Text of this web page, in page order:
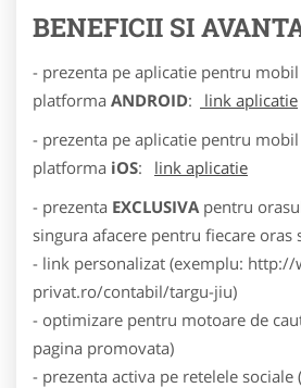
BENEFICII SI
- prezenta pe aplicatie pentru mobil
platforma ANDROID:
link aplicatie
- prezenta pe aplicatie pentru mobil
platforma iOS:
link aplicatie
- prezenta EXCLUSIVA pentru
singura afacere pentru fiecare oras
- link personalizat (exemplu: http://
privat.ro/contabil/targu-jiu)
- optimizare pentru motoare de
pagina promovata)
- prezenta activa pe retelele